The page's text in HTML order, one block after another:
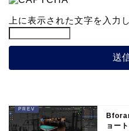
上に表示された文字を入力
ョー